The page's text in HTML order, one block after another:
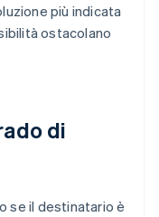
più indicata
ostacolano
di
se il destinatario è